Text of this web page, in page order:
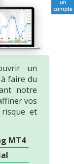
un
faire du
notre
vos
et
MT4